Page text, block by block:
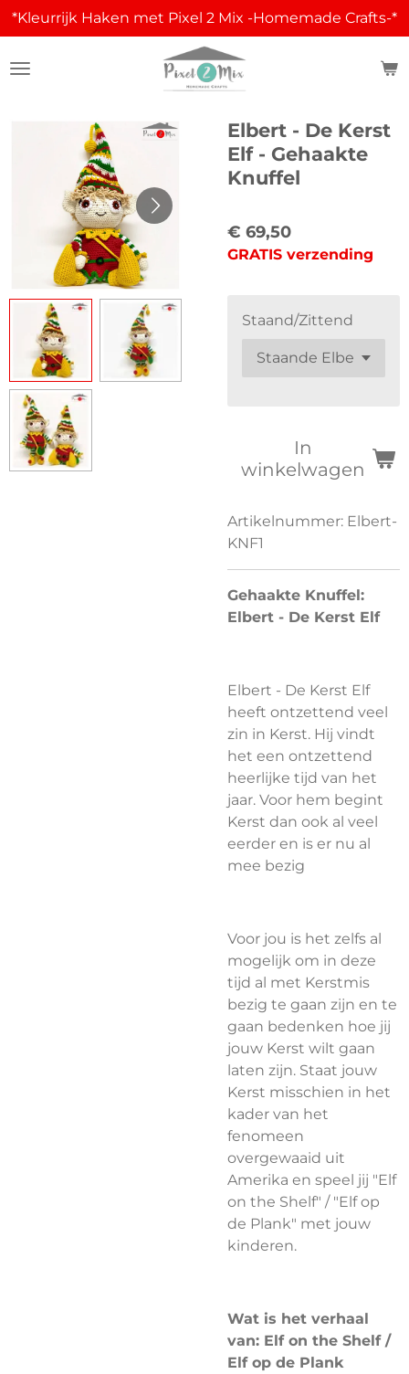
Ga
direct
naar
*Kleurrijk Haken met Pixel 2 Mix -Homemade Crafts-*
Elbert - De Kerst
Elf - Gehaakte
Knuffel
€ 69,50
GRATIS verzending
Staand/Zittend
In
winkelwagen
Artikelnummer: Elbert-
KNF1
Gehaakte Knuffel:
Elbert - De Kerst Elf
Elbert - De Kerst Elf
heeft ontzettend veel
zin in Kerst. Hij vindt
het een ontzettend
heerlijke tijd van het
jaar. Voor hem begint
Kerst dan ook al veel
eerder en is er nu al
mee bezig
Voor jou is het zelfs al
mogelijk om in deze
tijd al met Kerstmis
bezig te gaan zijn en te
gaan bedenken hoe jij
jouw Kerst wilt gaan
laten zijn. Staat jouw
Kerst misschien in het
kader van het
fenomeen
overgewaaid uit
Amerika en speel jij "Elf
on the Shelf" / "Elf op
de Plank" met jouw
kinderen.
Wat is het verhaal
van: Elf on the Shelf /
Elf op de Plank